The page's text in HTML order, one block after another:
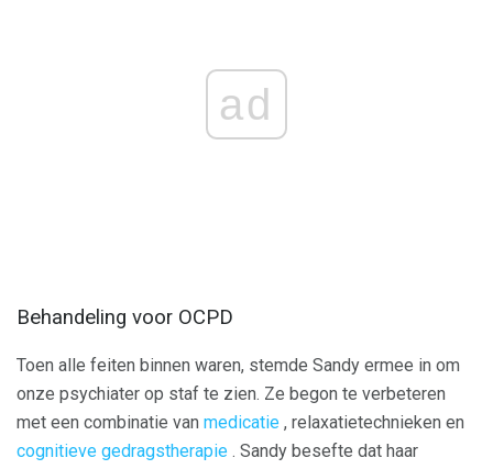
ad
Behandeling voor OCPD
Toen alle feiten binnen waren, stemde Sandy ermee in om
onze psychiater op staf te zien. Ze begon te verbeteren
met een combinatie van medicatie , relaxatietechnieken en
cognitieve gedragstherapie . Sandy besefte dat haar